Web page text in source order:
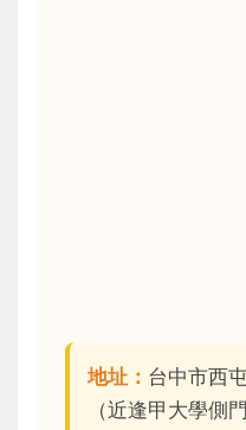
地址： 台中市西
（近逢甲大學側門